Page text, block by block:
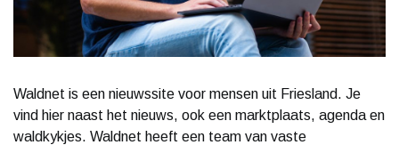
Waldnet is een nieuwssite voor mensen uit Friesland. Je
vind hier naast het nieuws, ook een marktplaats, agenda en
waldkykjes. Waldnet heeft een team van vaste